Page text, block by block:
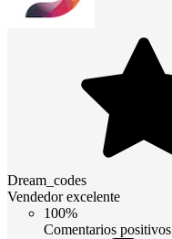
Dream_codes
Vendedor excelente
100%
Comentarios positivos